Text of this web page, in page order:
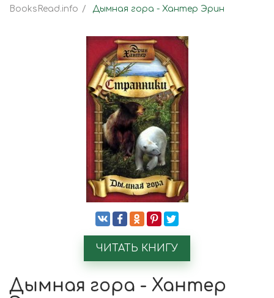
BooksRead.info Дымная гора - Хантер Эрин
ЧИТАТЬ КНИГУ
Дымная гора - Хантер